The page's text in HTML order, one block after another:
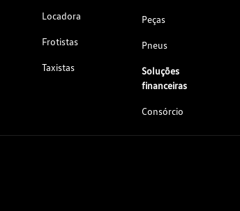
Locadora
Frotistas
Taxistas
Peças
Pneus
Soluções
financeiras
Consórcio